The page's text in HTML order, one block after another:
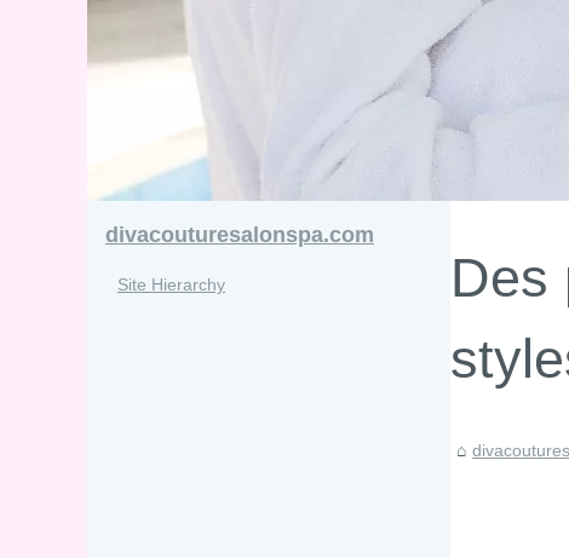
Des
divacouturesalonspa.com
Site Hierarchy